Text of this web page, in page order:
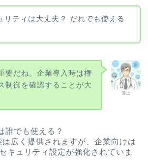
リティは大丈夫？ だれでも使える
博士
要だね。企業導入時は権
制御を確認することが大
誰でも使える？
は広く提供されますが、企業向けは
キュリティ設定が強化されていま